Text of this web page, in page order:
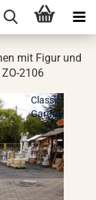
mit Figur und
​2106
Classic-
Garden